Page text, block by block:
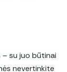
su juo būtinai
nevertinkite